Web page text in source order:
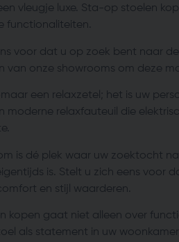
vleugje luxe. Sta-op stoelen
functionaliteiten.
voor dat u op zoek bent naar
van onze showrooms om deze
een relaxzetel; het is uw
moderne relaxfauteuil die
is dé plek waar uw zoektocht
is. Stelt u zich eens
en stijl waarderen.
kopen gaat niet alleen over
als statement in uw